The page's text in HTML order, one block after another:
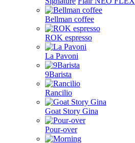
Bellman coffee
ROK espresso
La Pavoni
9Barista
Rancilio
Goat Story Gina
Pour-over